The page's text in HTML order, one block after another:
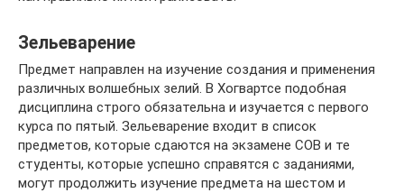
Зельеварение
Предмет направлен на изучение создания и применения
различных волшебных зелий. В Хогвартсе подобная
дисциплина строго обязательна и изучается с первого
курса по пятый. Зельеварение входит в список
предметов, которые сдаются на экзамене СОВ и те
студенты, которые успешно справятся с заданиями,
могут продолжить изучение предмета на шестом и